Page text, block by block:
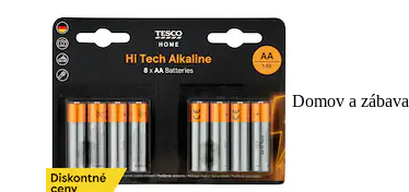
Domov a zábava